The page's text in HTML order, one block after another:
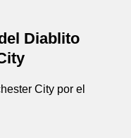
Diablito